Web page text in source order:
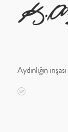
Aydınlığın